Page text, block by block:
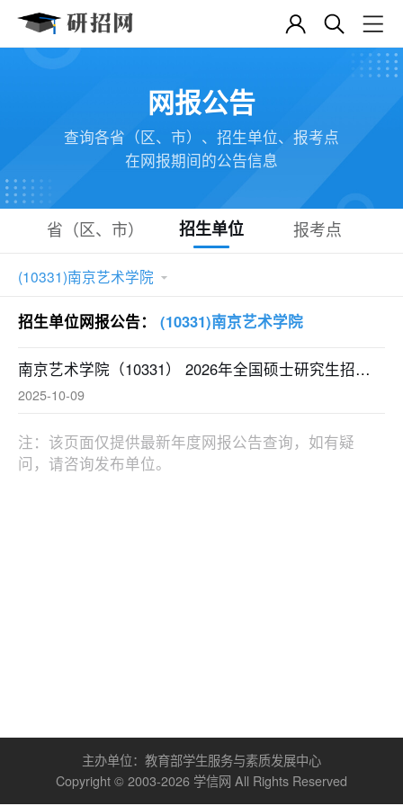
网报公告
查询各省（区、市）、招生单位、报考点
在网报期间的公告信息
省（区、市） 招生单位 报考点
(10331)南京艺术学院 
招生单位网报公告： (10331)南京艺术学院
南京艺术学院（10331） 2026年全国硕士研究生招生网上报名公告
2025-10-09
注：该页面仅提供最新年度网报公告查询，如有疑
问，请咨询发布单位。
主办单位： 教育部学生服务与素质发展中心
Copyright © 2003-2026 学信网 All Rights Reserved